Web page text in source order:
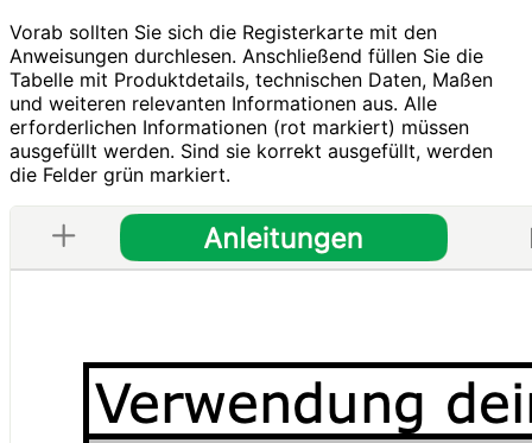
Vorab sollten Sie sich die Registerkarte mit den
Anweisungen durchlesen. Anschließend füllen Sie die
Tabelle mit Produktdetails, technischen Daten, Maßen
und weiteren relevanten Informationen aus. Alle
erforderlichen Informationen (rot markiert) müssen
ausgefüllt werden. Sind sie korrekt ausgefüllt, werden
die Felder grün markiert.